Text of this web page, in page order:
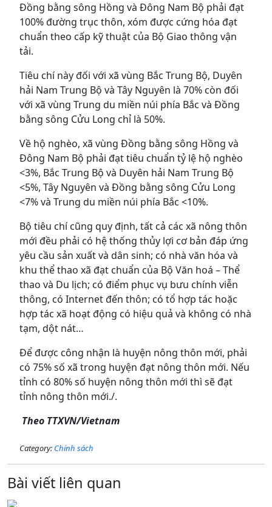
Đồng bằng sông Hồng và Đông Nam Bộ phải đạt
100% đường trục thôn, xóm được cứng hóa đạt
chuẩn theo cấp kỹ thuật của Bộ Giao thông vận
tải.
Tiêu chí này đối với xã vùng Bắc Trung Bộ, Duyên
hải Nam Trung Bộ và Tây Nguyên là 70% còn đối
với xã vùng Trung du miền núi phía Bắc và Đồng
bằng sông Cửu Long chỉ là 50%.
Về hộ nghèo, xã vùng Đồng bằng sông Hồng và
Đông Nam Bộ phải đạt tiêu chuẩn tỷ lệ hộ nghèo
<3%, Bắc Trung Bộ và Duyên hải Nam Trung Bộ
<5%, Tây Nguyên và Đồng bằng sông Cửu Long
<7% và Trung du miền núi phía Bắc <10%.
Bộ tiêu chí cũng quy định, tất cả các xã nông thôn
mới đều phải có hệ thống thủy lợi cơ bản đáp ứng
yêu cầu sản xuất và dân sinh; có nhà văn hóa và
khu thể thao xã đạt chuẩn của Bộ Văn hoá – Thể
thao và Du lịch; có điểm phục vụ bưu chính viễn
thông, có Internet đến thôn; có tổ hợp tác hoặc
hợp tác xã hoạt động có hiệu quả và không có nhà
tạm, dột nát…
Để được công nhận là huyện nông thôn mới, phải
có 75% số xã trong huyện đạt nông thôn mới. Nếu
tỉnh có 80% số huyện nông thôn mới thì sẽ đạt
tỉnh nông thôn mới./.
Theo TTXVN/Vietnam
Category: Chính sách
Bài viết liên quan